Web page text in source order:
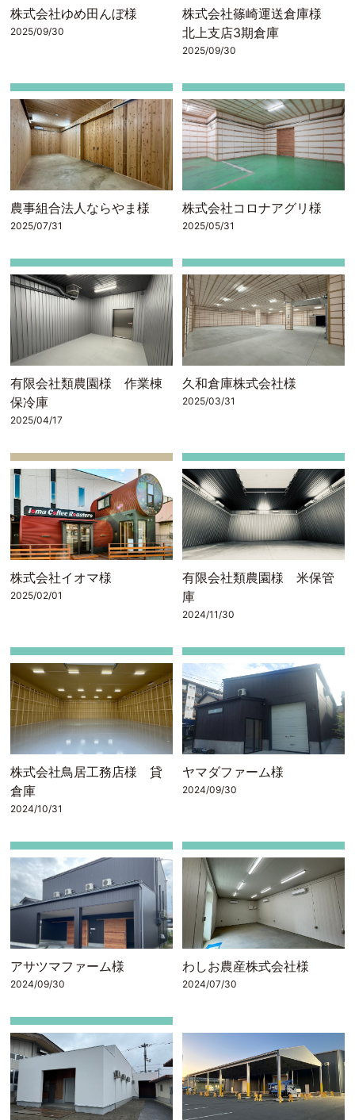
株式会社ゆめ田んぼ様
2025/09/30
株式会社篠崎運送倉庫様
北上支店3期倉庫
2025/09/30
農事組合法人ならやま様
2025/07/31
株式会社コロナアグリ様
2025/05/31
有限会社類農園様 作業棟
保冷庫
2025/04/17
久和倉庫株式会社様
2025/03/31
株式会社イオマ様
2025/02/01
有限会社類農園様 米保管
庫
2024/11/30
株式会社鳥居工務店様 貸
倉庫
2024/10/31
ヤマダファーム様
2024/09/30
アサツマファーム様
2024/09/30
わしお農産株式会社様
2024/07/30